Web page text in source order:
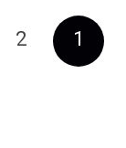
صفحه‌بندی
نوشته‌ها
1
2